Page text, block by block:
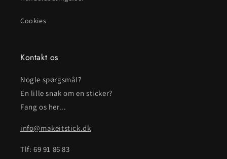
Cookies
Kontakt os
Nogle spørgsmål?
En lille snak om en sticker?
Fang os her...
info@makeitstick.dk
Tlf: 69 91 86 83